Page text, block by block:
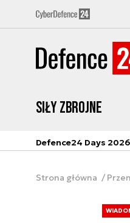
Siły zbrojne
Defence24 Days 2026
Strona główna